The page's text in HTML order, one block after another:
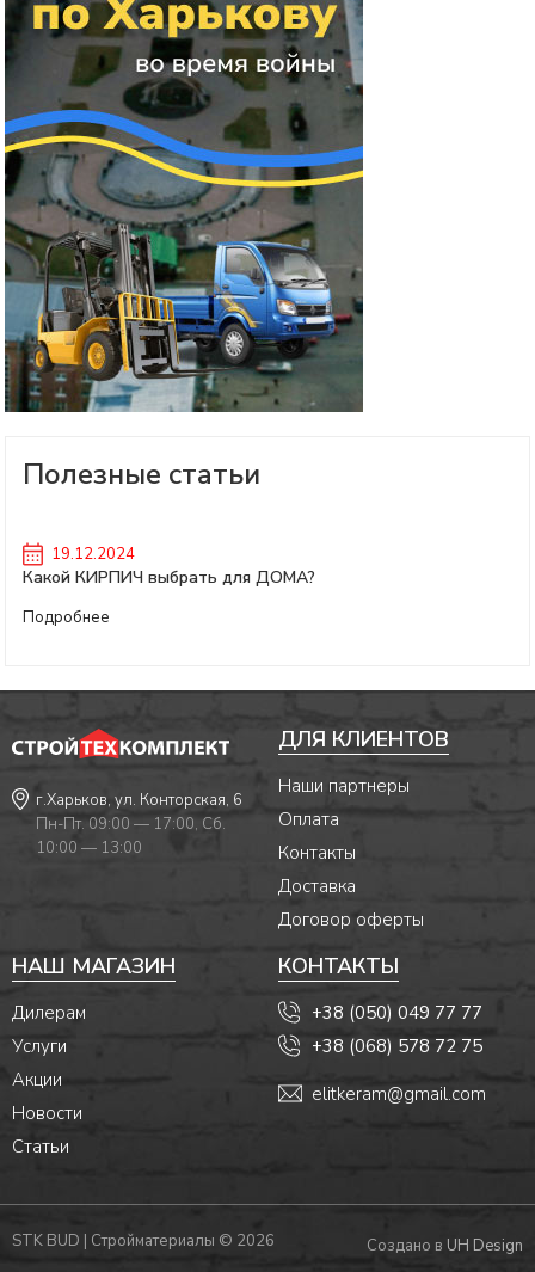
Полезные статьи
19.12.2024
Какой КИРПИЧ выбрать для ДОМА?
Подробнее
г.Харьков, ул. Конторская, 6
Пн-Пт. 09:00 — 17:00, Сб.
10:00 — 13:00
ДЛЯ КЛИЕНТОВ
Наши партнеры
Оплата
Контакты
Доставка
Договор оферты
НАШ МАГАЗИН
Дилерам
Услуги
Акции
Новости
Статьи
КОНТАКТЫ
+38 (050) 049 77 77
+38 (068) 578 72 75
elitkeram@gmail.com
STK BUD | Стройматериалы © 2026 Создано в UH Design